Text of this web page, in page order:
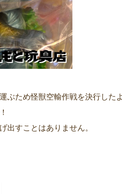
ぶため怪獣空輸作戦を決行した
出すことはありません。